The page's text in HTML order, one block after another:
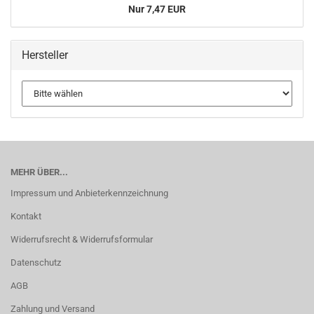
Nur 7,47 EUR
Hersteller
MEHR ÜBER...
Impressum und Anbieterkennzeichnung
Kontakt
Widerrufsrecht & Widerrufsformular
Datenschutz
AGB
Zahlung und Versand